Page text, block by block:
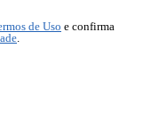
de Uso e confirma
.